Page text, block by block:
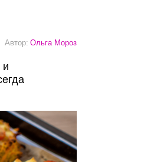
Автор: Ольга Мороз
и